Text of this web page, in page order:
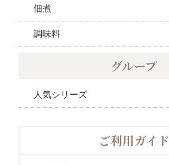
佃煮
調味料
グループ
人気シリーズ
ご利用ガイド